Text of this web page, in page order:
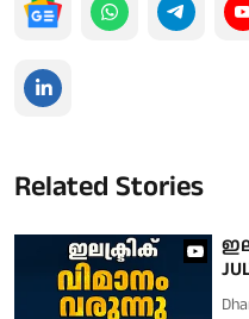
Related Stories